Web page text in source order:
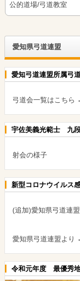
公的道場/弓道教室
愛知県弓道連盟
愛知弓道連盟所属弓
弓道会一覧はこちら
宇佐美義光範士 九
射会の様子
新型コロナウイル
(追加)愛知県弓道連
愛知県弓道連盟より
令和元年度 最優秀